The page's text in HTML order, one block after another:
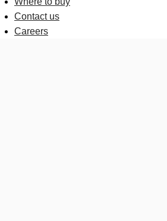
Contact us
Careers